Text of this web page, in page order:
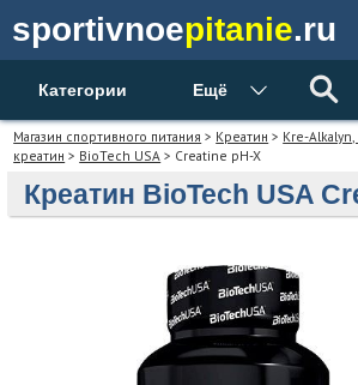
sportivnoepitanie.ru
Категории Ещё
Магазин спортивного питания > Креатин > Kre-
креатин > BioTech USA > Creatine pH-X
Креатин BioTech USA